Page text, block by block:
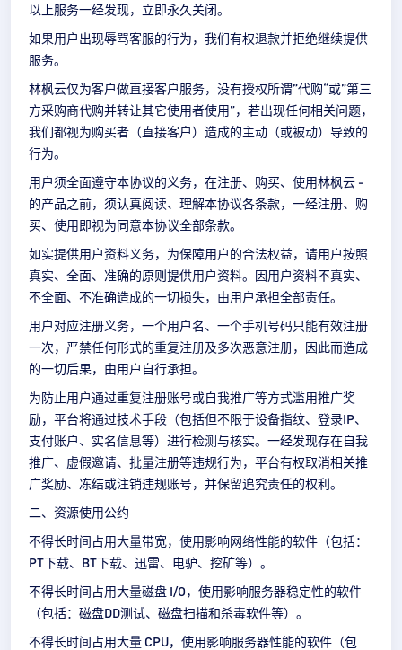
以上服务一经发现，立即永久关闭。
如果用户出现辱骂客服的行为，我们有权退款并拒绝继续提供
服务。
林枫云仅为客户做直接客户服务，没有授权所谓”代购“或”第三
方采购商代购并转让其它使用者使用”，若出现任何相关问题，
我们都视为购买者（直接客户）造成的主动（或被动）导致的
行为。
用户须全面遵守本协议的义务，在注册、购买、使用林枫云 -
的产品之前，须认真阅读、理解本协议各条款，一经注册、购
买、使用即视为同意本协议全部条款。
如实提供用户资料义务，为保障用户的合法权益，请用户按照
真实、全面、准确的原则提供用户资料。因用户资料不真实、
不全面、不准确造成的一切损失，由用户承担全部责任。
用户对应注册义务，一个用户名、一个手机号码只能有效注册
一次，严禁任何形式的重复注册及多次恶意注册，因此而造成
的一切后果，由用户自行承担。
为防止用户通过重复注册账号或自我推广等方式滥用推广奖
励，平台将通过技术手段（包括但不限于设备指纹、登录IP、
支付账户、实名信息等）进行检测与核实。一经发现存在自我
推广、虚假邀请、批量注册等违规行为，平台有权取消相关推
广奖励、冻结或注销违规账号，并保留追究责任的权利。
二、资源使用公约
不得长时间占用大量带宽，使用影响网络性能的软件（包括：
PT下载、BT下载、迅雷、电驴、挖矿等）。
不得长时间占用大量磁盘 I/O，使用影响服务器稳定性的软件
（包括：磁盘DD测试、磁盘扫描和杀毒软件等）。
不得长时间占用大量 CPU，使用影响服务器性能的软件（包